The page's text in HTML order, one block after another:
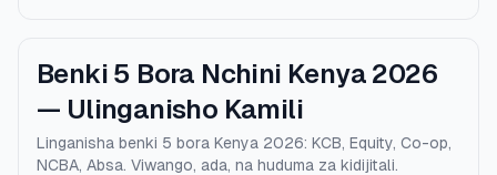
Benki 5 Bora Nchini Kenya 2026
— Ulinganisho Kamili
Linganisha benki 5 bora Kenya 2026: KCB, Equity, Co-op,
NCBA, Absa. Viwango, ada, na huduma za kidijitali.